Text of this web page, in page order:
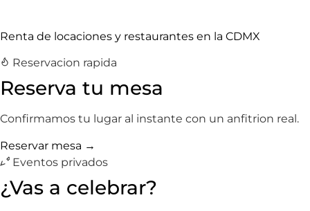
Renta de locaciones y restaurantes en la CDMX
Reservacion rapida
Reserva tu mesa
Confirmamos tu lugar al instante con un anfitrion real.
Reservar mesa →
Eventos privados
¿Vas a celebrar?